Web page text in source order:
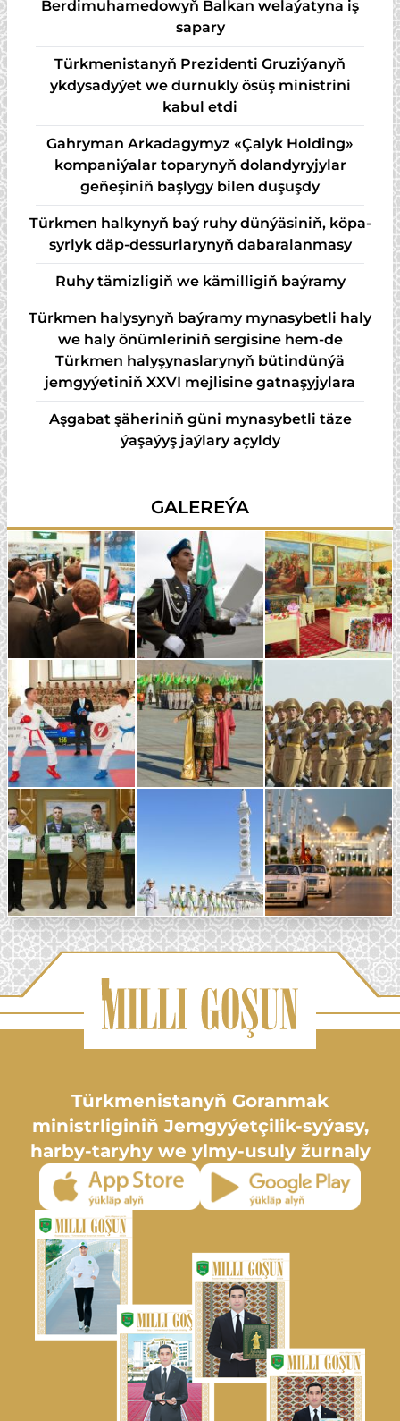
Berdimuhamedowyň Balkan welaýatyna iş
sapary
Türkmenistanyň Prezidenti Gruziýanyň
ykdysadyýet we durnukly ösüş ministrini
kabul etdi
Gahryman Arkadagymyz «Çalyk Holding»
kompaniýalar toparynyň dolandyryjylar
geňeşiniň başlygy bilen duşuşdy
Türk­men hal­ky­nyň baý ru­hy dün­ýä­si­niň, kö­pa­
syr­lyk däp-des­sur­la­ry­nyň da­ba­ra­lan­ma­sy
Ruhy tämizligiň we kämilligiň baýramy
Türkmen halysynyň baýramy mynasybetli haly
we haly önümleriniň sergisine hem-de
Türkmen halyşynaslarynyň bütindünýä
jemgyýetiniň XXVI mejlisine gatnaşyjylara
Aşgabat şäheriniň güni mynasybetli täze
ýaşaýyş jaýlary açyldy
GALEREÝA
Türkmenistanyň Goranmak
ministrliginiň Jemgyýetçilik-syýasy,
harby-taryhy we ylmy-usuly žurnaly